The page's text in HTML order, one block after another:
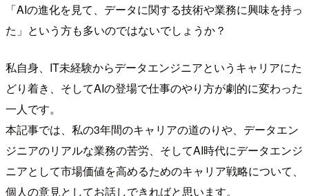
「AIの進化を見て、データに関する技術や業務に興味を持っ
た」という方も多いのではないでしょうか？
私自身、IT未経験からデータエンジニアというキャリアにた
どり着き、そしてAIの登場で仕事のやり方が劇的に変わった
一人です。
本記事では、私の3年間のキャリアの道のりや、データエン
ジニアのリアルな業務の苦労、そしてAI時代にデータエンジ
ニアとして市場価値を高めるためのキャリア戦略について、
個人の意見としてお話しできればと思います。